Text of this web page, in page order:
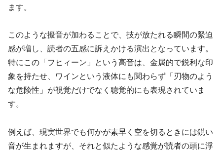
ます。
このような擬音が加わることで、技が放たれる瞬間の緊迫
感が増し、読者の五感に訴えかける演出となっています。
特にこの「フヒィーン」という高音は、金属的で鋭利な印
象を持たせ、ワインという液体にも関わらず「刃物のよう
な危険性」が視覚だけでなく聴覚的にも表現されていま
す。
例えば、現実世界でも何かが素早く空を切るときには鋭い
音が生まれますが、それと似たような感覚が読者の頭に浮